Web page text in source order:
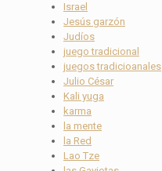
Israel
Jesús garzón
Judíos
juego tradicional
juegos tradicioanales
Julio César
Kali yuga
karma
la mente
la Red
Lao Tze